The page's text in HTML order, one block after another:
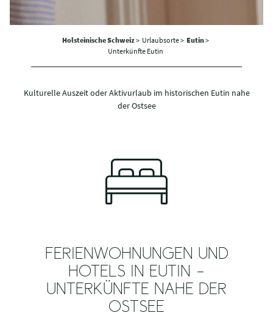
Holsteinische Schweiz> Urlaubsorte > Eutin>
Unterkünfte Eutin
Kulturelle Auszeit oder Aktivurlaub im historischen Eutin nahe
der Ostsee
FERIENWOHNUNGEN UND
HOTELS IN EUTIN –
UNTERKÜNFTE NAHE DER
OSTSEE